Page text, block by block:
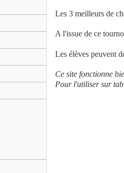
Les 3 meilleurs de
A l'issue de ce
Les élèves peuvent
Ce site fonctionne
Pour l'utiliser sur